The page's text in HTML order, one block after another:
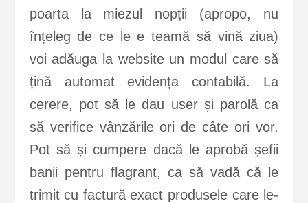
poarta la miezul nopții (apropo, nu
înțeleg de ce le e teamă să vină ziua)
voi adăuga la website un modul care să
țină automat evidența contabilă. La
cerere, pot să le dau user și parolă ca
să verifice vânzările ori de câte ori vor.
Pot să și cumpere dacă le aprobă șefii
banii pentru flagrant, ca să vadă că le
trimit cu factură exact produsele care le-